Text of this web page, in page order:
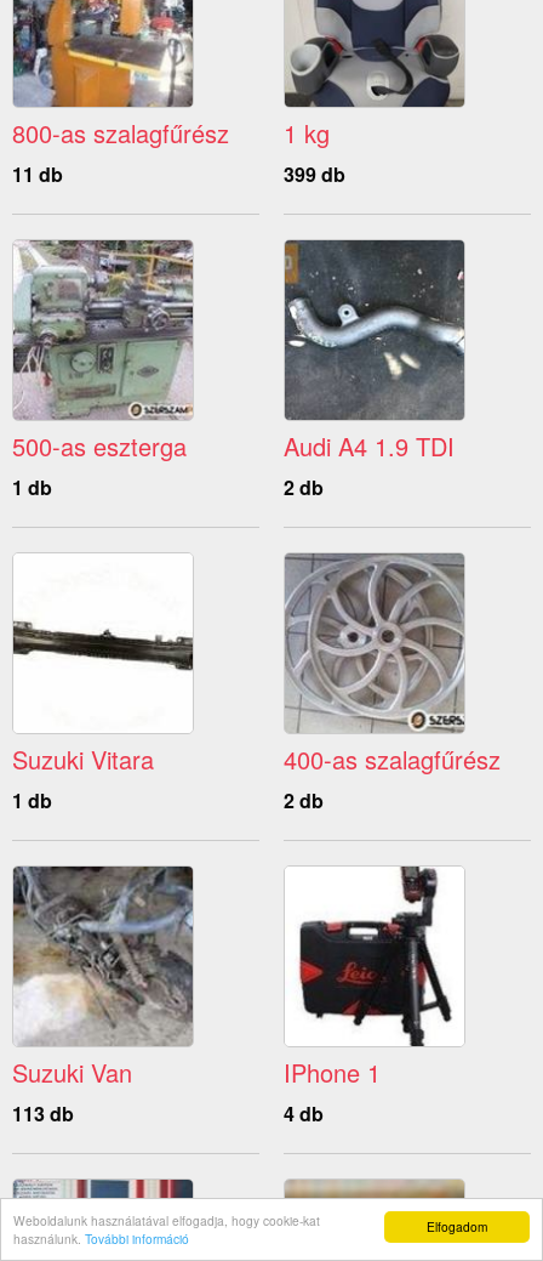
Elfogadom
Weboldalunk használatával elfogadja, hogy cookie-kat
használunk. További információ
800-as szalagfűrész
11 db
1 kg
399 db
500-as eszterga
1 db
Audi A4 1.9 TDI
2 db
Suzuki Vitara
1 db
400-as szalagfűrész
2 db
Suzuki Van
113 db
IPhone 1
4 db